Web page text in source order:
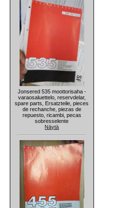
Jonsered 535 moottorisaha -
varaosaluettelo, reservdelar,
spare parts, Ersatzteile, pieces
de rechanche, piezas de
repuesto, ricambi, pecas
sobresselente
Näytä